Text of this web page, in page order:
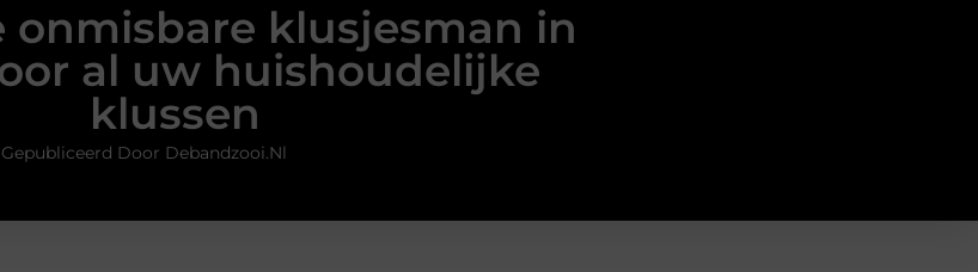
onmisbare klusjesman in
al uw huishoudelijke
klussen
Gepubliceerd Door Debandzooi.nl